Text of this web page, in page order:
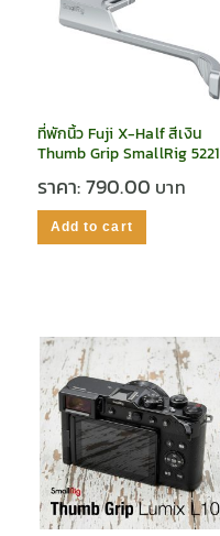
ที่พักนิ้ว Fuji X-Half สีเงิน
Thumb Grip SmallRig 5221
ราคา:790.00
Add to cart